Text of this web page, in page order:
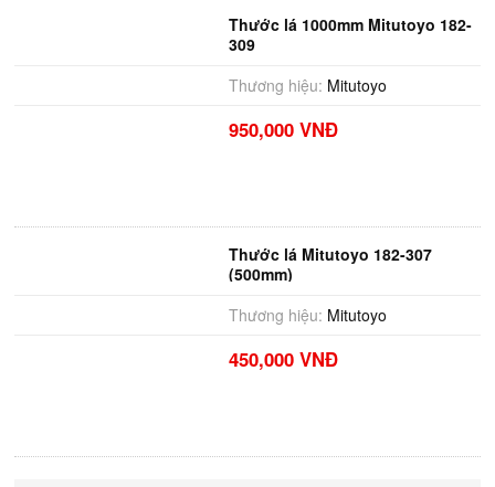
Thước lá 1000mm Mitutoyo 182-
309
Thương hiệu: Mitutoyo
950,000 VNĐ
Thước lá Mitutoyo 182-307
(500mm)
Thương hiệu: Mitutoyo
450,000 VNĐ